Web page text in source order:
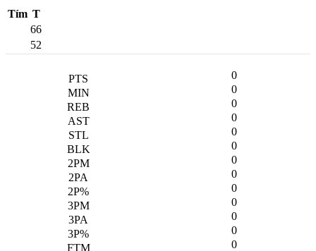
Tím T
66
52
0
0
0
0
0
0
0
0
0
0
0
0
0